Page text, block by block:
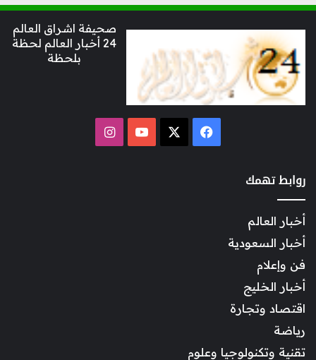
صحيفة اشراق العالم
24 أخبار العالم لحظة
بلحظة
فيسبوك ‫YouTubeانستقرام
روابط تهمك
أخبار العالم
أخبار السعودية
فن وإعلام
أخبار الخليج
اقتصاد وتجارة
رياضة
تقنية وتكنولوجيا وعلوم